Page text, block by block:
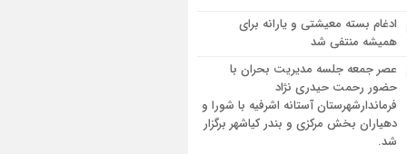
هوایی مراسم تشییع پیکر مطهر آقای
ایران – مشهد
تشییع پیکر مطهر آقای شهید ایران –
ادغام بسته معیشتی و یارانه برای
همیشه منتفی شد
عصر جمعه جلسه مدیریت بحران با
حضور رحمت حیدری نژاد
فرماندارشهرستان آستانه اشرفیه با شورا و
دهیاران بخش مرکزی و بندر کیاشهر برگزار
شد.